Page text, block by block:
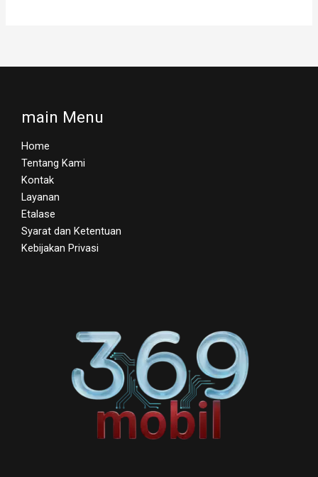
main Menu
Home
Tentang Kami
Kontak
Layanan
Etalase
Syarat dan Ketentuan
Kebijakan Privasi